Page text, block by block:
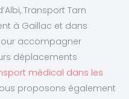
Transport Tarn
à Gaillac et dans
accompagner
déplacements
médical dans les
proposons également